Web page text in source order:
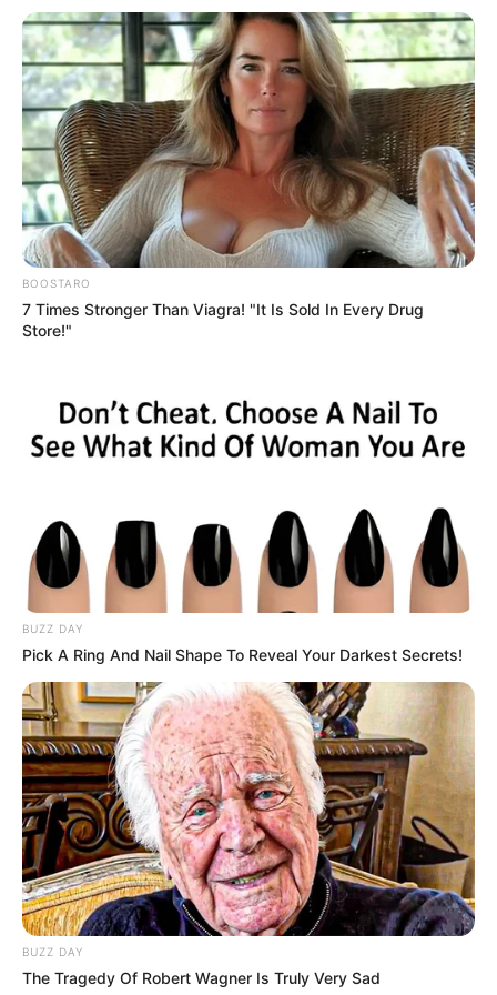
regionaltypische Bauernhäuser zeigen in
Gutach das einstige ländliche Leben im Schwarzwald
Wasserfälle in Triberg
(45 mal gewählt)
Am Stadtrand von Triberg stürzt eine der
höchsten Wasserkaskaden Deutschlands
tosend und schäumend in sieben
Fallstufen 163 Meter in die Tiefe. Das im mittleren
Schwarzwald liegende Ausflugsziel ist auch mit der
beliebten Schwarzwaldbahn erreichbar.
Freie Reichsstadt besitzt mit ihrer
historischen Altstadt, dem bezauberndenStadtgarten und
Konstanz(37 mal gewählt)
Mit ihren geschichtsträchtigen Bauwerken
inklusive mehrerer Häuser mit
Abfluss des Rheins aus dem Bodensee besitzt die Stadt
an der Grenze zur Schweiz einen einmaligen Reiz.
Baden-Baden(28 mal gewählt)
Zu einem Streifzug durch die Belle Époque
lädt die im nördlichen Teil des
Schwarzwaldesliegende Kurstadt ein, die
mit ihren Gärten und Parkanlagen, ihrem berühmten
Casino, dem Bäderviertel, der Altstadt sowie ihren
Schlössern immer eine Reise wert ist.
Schloss Salem(26 mal gewählt)
BOOSTARO
7 Times Stronger Than Viagra! "It Is Sold In Every Drug
Store!"
BUZZ DAY
Pick A Ring And Nail Shape To Reveal Your Darkest Secrets!
BUZZ DAY
The Tragedy Of Robert Wagner Is Truly Very Sad